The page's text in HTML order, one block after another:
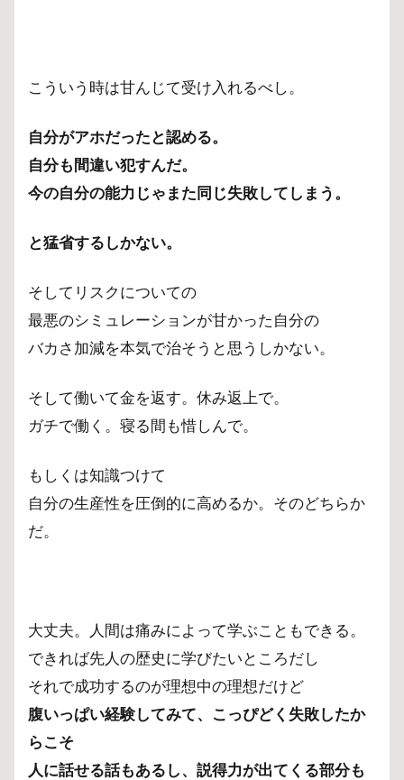
こういう時は甘んじて受け入れるべし。
自分がアホだったと認める。
自分も間違い犯すんだ。
今の自分の能力じゃまた同じ失敗してしまう。
と猛省するしかない。
そしてリスクについての
最悪のシミュレーションが甘かった自分の
バカさ加減を本気で治そうと思うしかない。
そして働いて金を返す。休み返上で。
ガチで働く。寝る間も惜しんで。
もしくは知識つけて
自分の生産性を圧倒的に高めるか。そのどちらか
だ。
大丈夫。人間は痛みによって学ぶこともできる。
できれば先人の歴史に学びたいところだし
それで成功するのが理想中の理想だけど
腹いっぱい経験してみて、こっぴどく失敗したか
らこそ
人に話せる話もあるし、説得力が出てくる部分も